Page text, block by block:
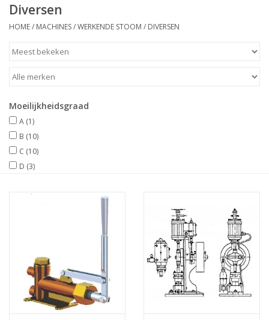
Houtbouw
Scenery
Documentatie
Tijdschriften
NIEUWE TIJDSCHRIFTEN
MODELBOUWER
Bouwbeschrijvingen
Diversen
HOME/ MACHINES/WERKENDE STOOM / DIVERSEN
Moeilijkheidsgraad
A (1)
B (10)
C (10)
D (3)